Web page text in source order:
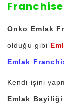
Franchise
Onko Emlak
olduğu gibi
Emlak
Kendi işini
Emlak Bayiliği